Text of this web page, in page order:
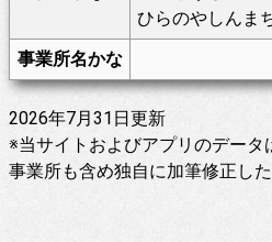
ひらのやしんま
事業所名かな
2026年7月31日更新
※当サイトおよびアプリのデータ
事業所も含め独自に加筆修正し